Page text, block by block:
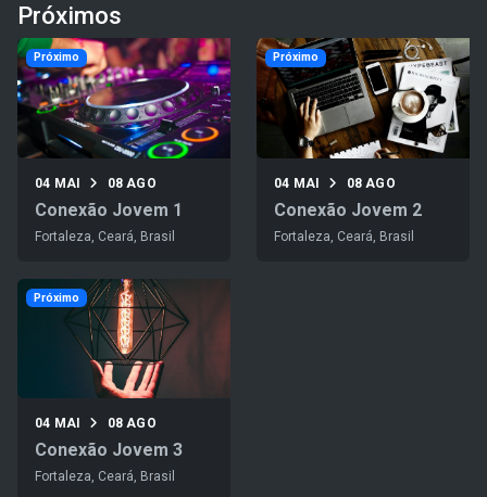
Próximos
04 MAI 08 AGO
Conexão Jovem 1
Fortaleza, Ceará, Brasil
Próximo
04 MAI 08 AGO
Conexão Jovem 2
Fortaleza, Ceará, Brasil
Próximo
04 MAI 08 AGO
Conexão Jovem 3
Fortaleza, Ceará, Brasil
Próximo